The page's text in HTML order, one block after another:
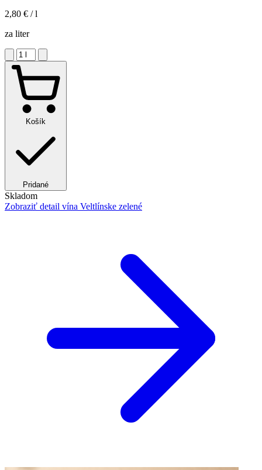
2,80 € / l
za liter
Košík
Pridané
Skladom
Zobraziť detail vína Veltlínske zelené